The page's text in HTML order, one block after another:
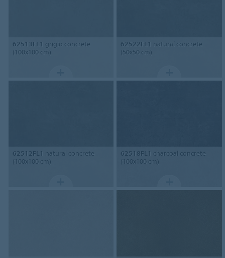
62513FL1 grigio concrete
(100x100 cm)
62522FL1 natural concrete
(50x50 cm)
62512FL1 natural concrete
(100x100 cm)
62518FL1 charcoal concrete
(100x100 cm)